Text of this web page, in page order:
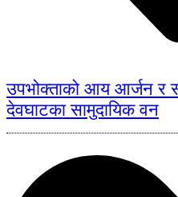
उपभोक्ताको आय आर्जन र
देवघाटका सामुदायिक वन